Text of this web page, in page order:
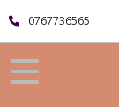
0767736565